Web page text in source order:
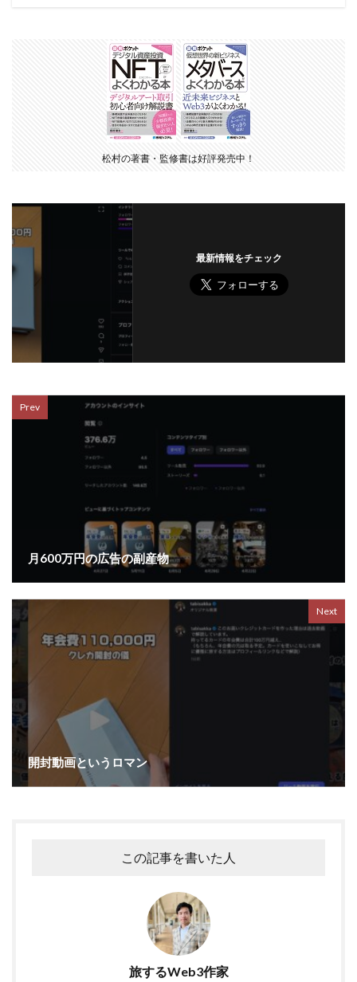
松村の著書・監修書は好評発売中！
最新情報をチェック
Prev
月600万円の広告の副産物
Next
開封動画というロマン
この記事を書いた人
旅するWeb3作家